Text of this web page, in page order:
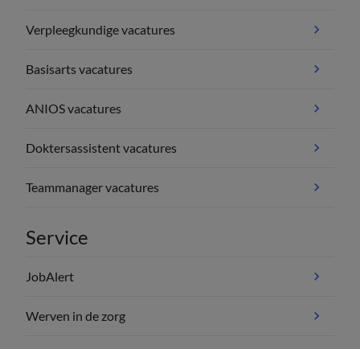
Verpleegkundige vacatures
Basisarts vacatures
ANIOS vacatures
Doktersassistent vacatures
Teammanager vacatures
Service
JobAlert
Werven in de zorg